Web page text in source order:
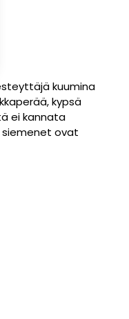
kuumina
kypsä
ei kannata
siemenet ovat